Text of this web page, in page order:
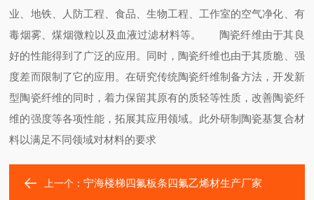
业、地铁、人防工程、食品、生物工程、工作室的空气净化、有
毒烟雾、煤烟微粒以及血液过滤材料等。 陶瓷纤维由于其良
好的性能得到了广泛的应用。同时，陶瓷纤维也由于其质脆、强
度差而限制了它的应用。在研究传统陶瓷纤维制备方法，开发新
型陶瓷纤维的同时，着力保留其原有的质轻等性质，改善陶瓷纤
维的强度等各项性能，拓展其应用领域。此外研制陶瓷基复合材
料以满足不同领域对材料的要求
上一个：宁海楼梯四氟板条四氟乙烯材生产厂家